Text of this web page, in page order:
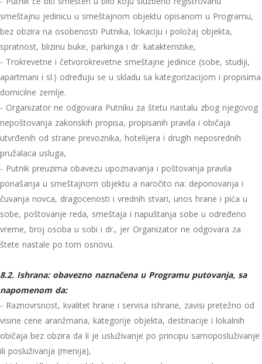
smeštajnu jedinicu u smeštajnom objektu opisanom u Programu,
bez obzira na osobenosti Putnika, lokaciju i položaj objekta,
spratnost, blizinu buke, parkinga i dr. katakteristike,
- Trokrevetne i četvorokrevetne smeštajne jedinice (sobe, studiji,
apartmani i sl.) određuju se u skladu sa kategorizacijom i propisima
domicilne zemlje.
- Organizator ne odgovara Putniku za štetu nastalu zbog njegovog
nepoštovanja zakonskih propisa, propisanih pravila i običaja
utvrđenih od strane prevoznika, hotelijera i drugih neposrednih
pružalaca usluga,
- Putnik preuzima obavezu upoznavanja i poštovanja pravila
ponašanja u smeštajnom objektu a naročito na: deponovanja i
čuvanja novca, dragocenosti i vrednih stvari, unos hrane i pića u
sobe, poštovanje reda, smeštaja i napuštanja sobe u određeno
vreme, broj osoba u sobi i dr., jer Organizator ne odgovara za
štete nastale po tom osnovu.
8.2. Ishrana: obavezno naznačena u Programu putovanja, sa
napomenom da:
- Raznovrsnost, kvalitet hrane i servisa ishrane, zavisi pretežno od
visine cene aranžmana, kategorije objekta, destinacije i lokalnih
običaja bez obzira da li je usluživanje po principu samoposluživanje
ili posluživanja (menija),